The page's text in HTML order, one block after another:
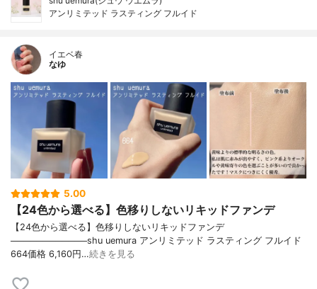
アンリミテッド ラスティング フルイド
イエベ春
なゆ
5.00
【24色から選べる】色移りしないリキッドファンデ
【24色から選べる】色移りしないリキッドファンデ
────────────shu uemura アンリミテッド ラスティング フルイド
664価格 6,160円…続きを見る